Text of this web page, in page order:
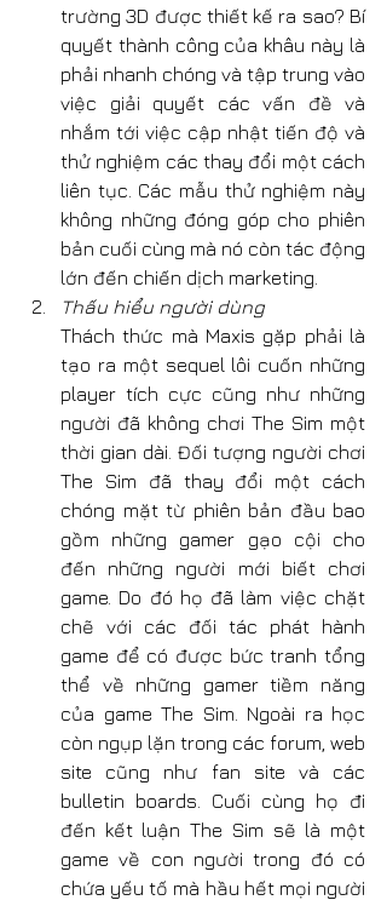
trường 3D được thiết kế ra sao? Bí
quyết thành công của khâu này là
phải nhanh chóng và tập trung vào
việc giải quyết các vấn đề và
nhắm tới việc cập nhật tiến độ và
thử nghiệm các thay đổi một cách
liên tục. Các mẫu thử nghiệm này
không những đóng góp cho phiên
bản cuối cùng mà nó còn tác động
lớn đến chiến dịch marketing.
Thấu hiểu người dùng
Thách thức mà Maxis gặp phải là
tạo ra một sequel lôi cuốn những
player tích cực cũng như những
người đã không chơi The Sim một
thời gian dài. Đối tượng người chơi
The Sim đã thay đổi một cách
chóng mặt từ phiên bản đầu bao
gồm những gamer gạo cội cho
đến những người mới biết chơi
game. Do đó họ đã làm việc chặt
chẽ với các đối tác phát hành
game để có được bức tranh tổng
thể về những gamer tiềm năng
của game The Sim. Ngoài ra học
còn ngụp lặn trong các forum, web
site cũng như fan site và các
bulletin boards. Cuối cùng họ đi
đến kết luận The Sim sẽ là một
game về con người trong đó có
chứa yếu tố mà hầu hết mọi người